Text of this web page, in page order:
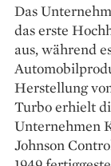
Das
das erste
aus, während
Herstellung
Turbo erhielt
Unternehmen
John­son